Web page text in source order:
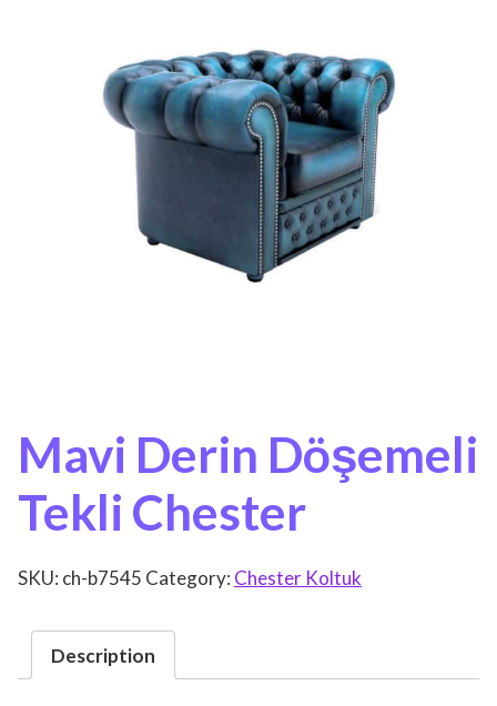
Mavi Derin Döşemeli
Tekli Chester
SKU: ch-b7545 Category: Chester Koltuk
Description